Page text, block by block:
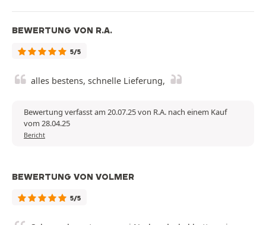
BEWERTUNG VON R.A.
5/5
alles bestens, schnelle Lieferung,
Bewertung verfasst am 20.07.25 von R.A. nach einem Kauf
vom 28.04.25
Bericht
BEWERTUNG VON VOLMER
5/5